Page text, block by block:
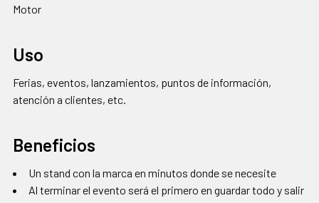
Motor
Uso
Ferias, eventos, lanzamientos, puntos de información,
atención a clientes, etc.
Beneficios
Un stand con la marca en minutos donde se necesite
Al terminar el evento será el primero en guardar todo y salir